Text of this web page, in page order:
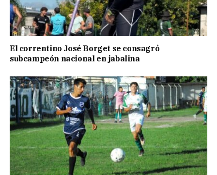
El correntino José Borget se consagró
subcampeón nacional en jabalina